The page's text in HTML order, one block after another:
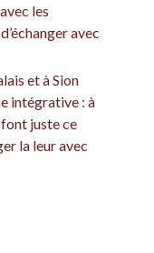
les
avec
et à Sion
intégrative : à
juste ce
la leur avec